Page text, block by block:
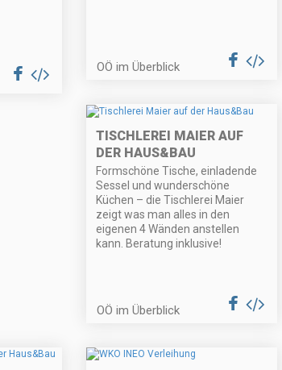
OÖ im Überblick
TISCHLEREI MAIER AUF
DER HAUS&BAU
Formschöne Tische, einladende
Sessel und wunderschöne
Küchen – die Tischlerei Maier
zeigt was man alles in den
eigenen 4 Wänden anstellen
kann. Beratung inklusive!
OÖ im Überblick